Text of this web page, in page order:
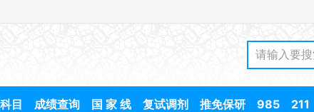
目 成绩查询 国 家 线 复试调剂 推免保研 985 211